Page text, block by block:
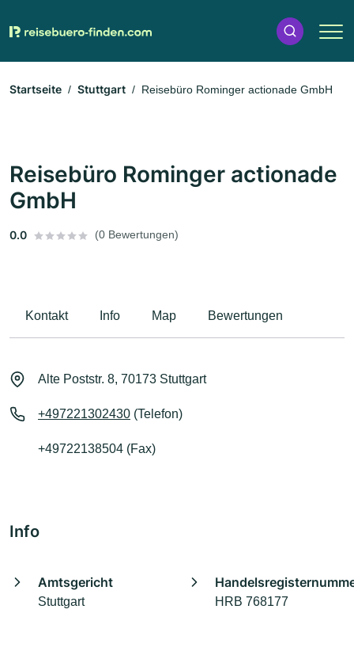
Startseite Stuttgart Reisebüro Rominger actionade GmbH
Reisebüro Rominger actionade
GmbH
0.0 (0 Bewertungen)
Kontakt Info Map Bewertungen
Alte Poststr. 8, 70173 Stuttgart
+497221302430 (Telefon)
+49722138504 (Fax)
Info
Amtsgericht
Stuttgart HRB 768177